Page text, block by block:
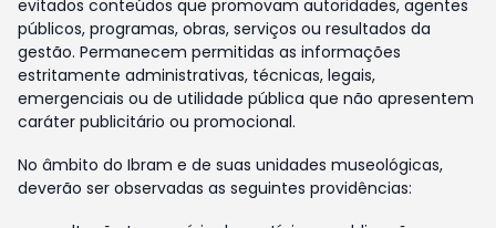
evitados conteúdos que promovam autoridades, agentes
públicos, programas, obras, serviços ou resultados da
gestão. Permanecem permitidas as informações
estritamente administrativas, técnicas, legais,
emergenciais ou de utilidade pública que não apresentem
caráter publicitário ou promocional.
No âmbito do Ibram e de suas unidades museológicas,
deverão ser observadas as seguintes providências: